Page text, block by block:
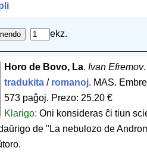
ekz.
Horo de Bovo, La. Ivan Efremov
tradukita/ romanoj. MAS.
573 paĝoj. Prezo: 25.20 €
Klarigo: Oni konsideras ĉi tiun
de "La nebulozo de